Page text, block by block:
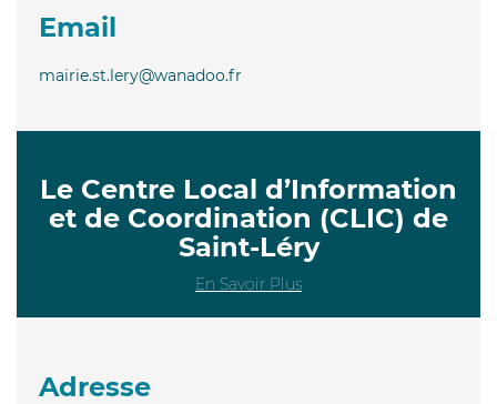
Email
mairie.st.lery@wanadoo.fr
Le Centre Local d’Information
et de Coordination (CLIC) de
Saint-Léry
En Savoir Plus
Adresse